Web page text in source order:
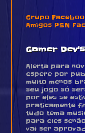
Grupo
Amigos PSN
Gamer
Alerta para
espere por
muito menos
seu jogo só
por eles se
praticamente
tudo tema
para eles
vai ser